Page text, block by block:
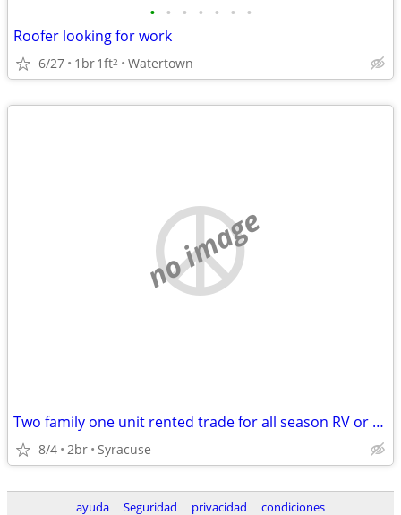
• • • • • • •
Roofer looking for work
6/27 1br1ft2 Watertown
no image
Two family one unit rented trade for all season RV or camper
8/4 2br Syracuse
ayuda Seguridad privacidad condiciones